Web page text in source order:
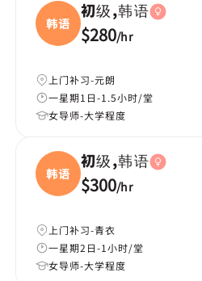
韩语
初级,韩语
$280/hr
上门补习-元朗
一星期1日-1.5小时/堂
女导师-大学程度
韩语
初级,韩语
$300/hr
上门补习-青衣
一星期2日-1小时/堂
女导师-大学程度